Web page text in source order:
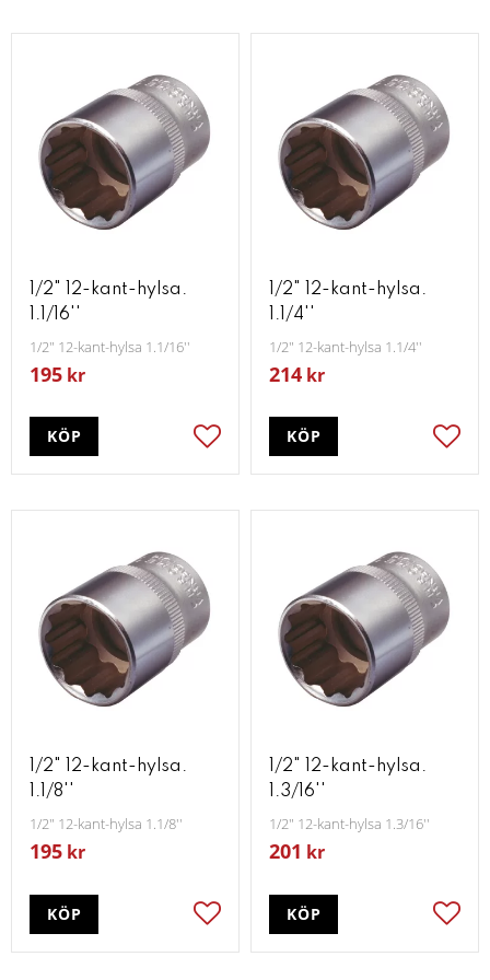
1/2" 12-kant-hylsa.
1.1/16''
1/2" 12-kant-hylsa 1.1/16''
195 kr
Lägg till i favoriter
KÖP
1/2" 12-kant-hylsa.
1.1/4''
1/2" 12-kant-hylsa 1.1/4''
214 kr
KÖP
1/2" 12-kant-hylsa.
1.1/8''
1/2" 12-kant-hylsa 1.1/8''
195 kr
Lägg till i favoriter
KÖP
1/2" 12-kant-hylsa.
1.3/16''
1/2" 12-kant-hylsa 1.3/16''
201 kr
KÖP